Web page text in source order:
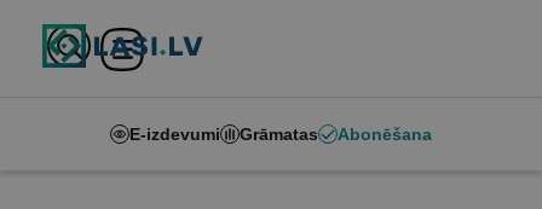
E-izdevumi Grāmatas Abonēšana